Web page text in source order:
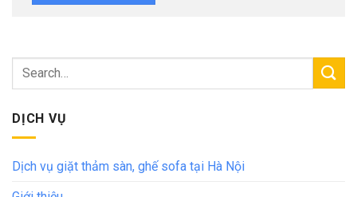
DỊCH VỤ
Dịch vụ giặt thảm sàn, ghế sofa tại Hà Nội